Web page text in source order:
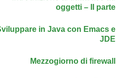
oggetti – II parte
in Java con Emacs e
JDE
Mezzogiorno di firewall